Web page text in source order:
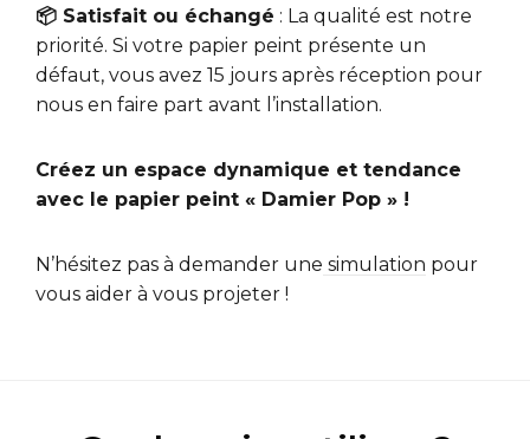
📦 Satisfait ou échangé : La qualité est notre
priorité. Si votre papier peint présente un
défaut, vous avez 15 jours après réception pour
nous en faire part avant l’installation.
Créez un espace dynamique et tendance
avec le papier peint « Damier Pop » !
N’hésitez pas à demander une simulation pour
vous aider à vous projeter !